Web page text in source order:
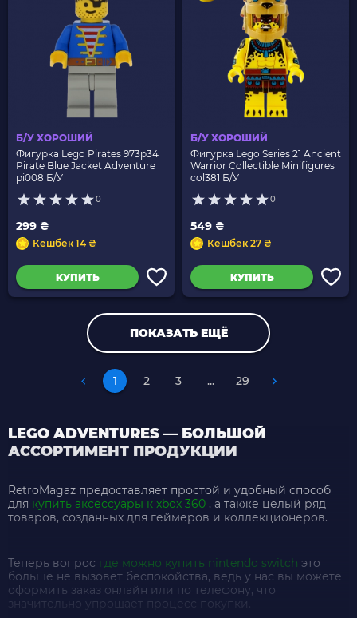
Б/У ХОРОШИЙ
Фигурка Lego Pirates 973p34
Pirate Blue Jacket Adventure
pi008 Б/У
0
299 ₴
Кешбек 14 ₴
КУПИТЬ
Б/У ХОРОШИЙ
Фигурка Lego Series 21 Ancient
Warrior Collectible Minifigures
col381 Б/У
0
549 ₴
Кешбек 27 ₴
КУПИТЬ
ПОКАЗАТЬ ЕЩЁ
1 2 3 ... 29
LEGO ADVENTURES — БОЛЬШОЙ
АССОРТИМЕНТ ПРОДУКЦИИ
RetroMagaz предоставляет простой и удобный способ
для купить аксессуары к xbox 360 , а также целый ряд
товаров, созданных для геймеров и коллекционеров.
Теперь вопрос где можно купить nintendo switch это
больше не вызовет беспокойства, ведь у нас вы можете
оформить заказ онлайн или по телефону, что
значительно упрощает процесс покупки.